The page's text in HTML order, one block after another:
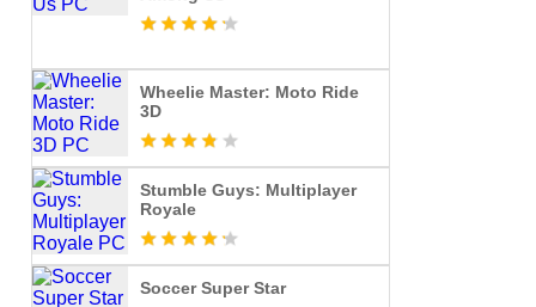
Wheelie Master: Moto Ride
3D
Stumble Guys: Multiplayer
Royale
Soccer Super Star